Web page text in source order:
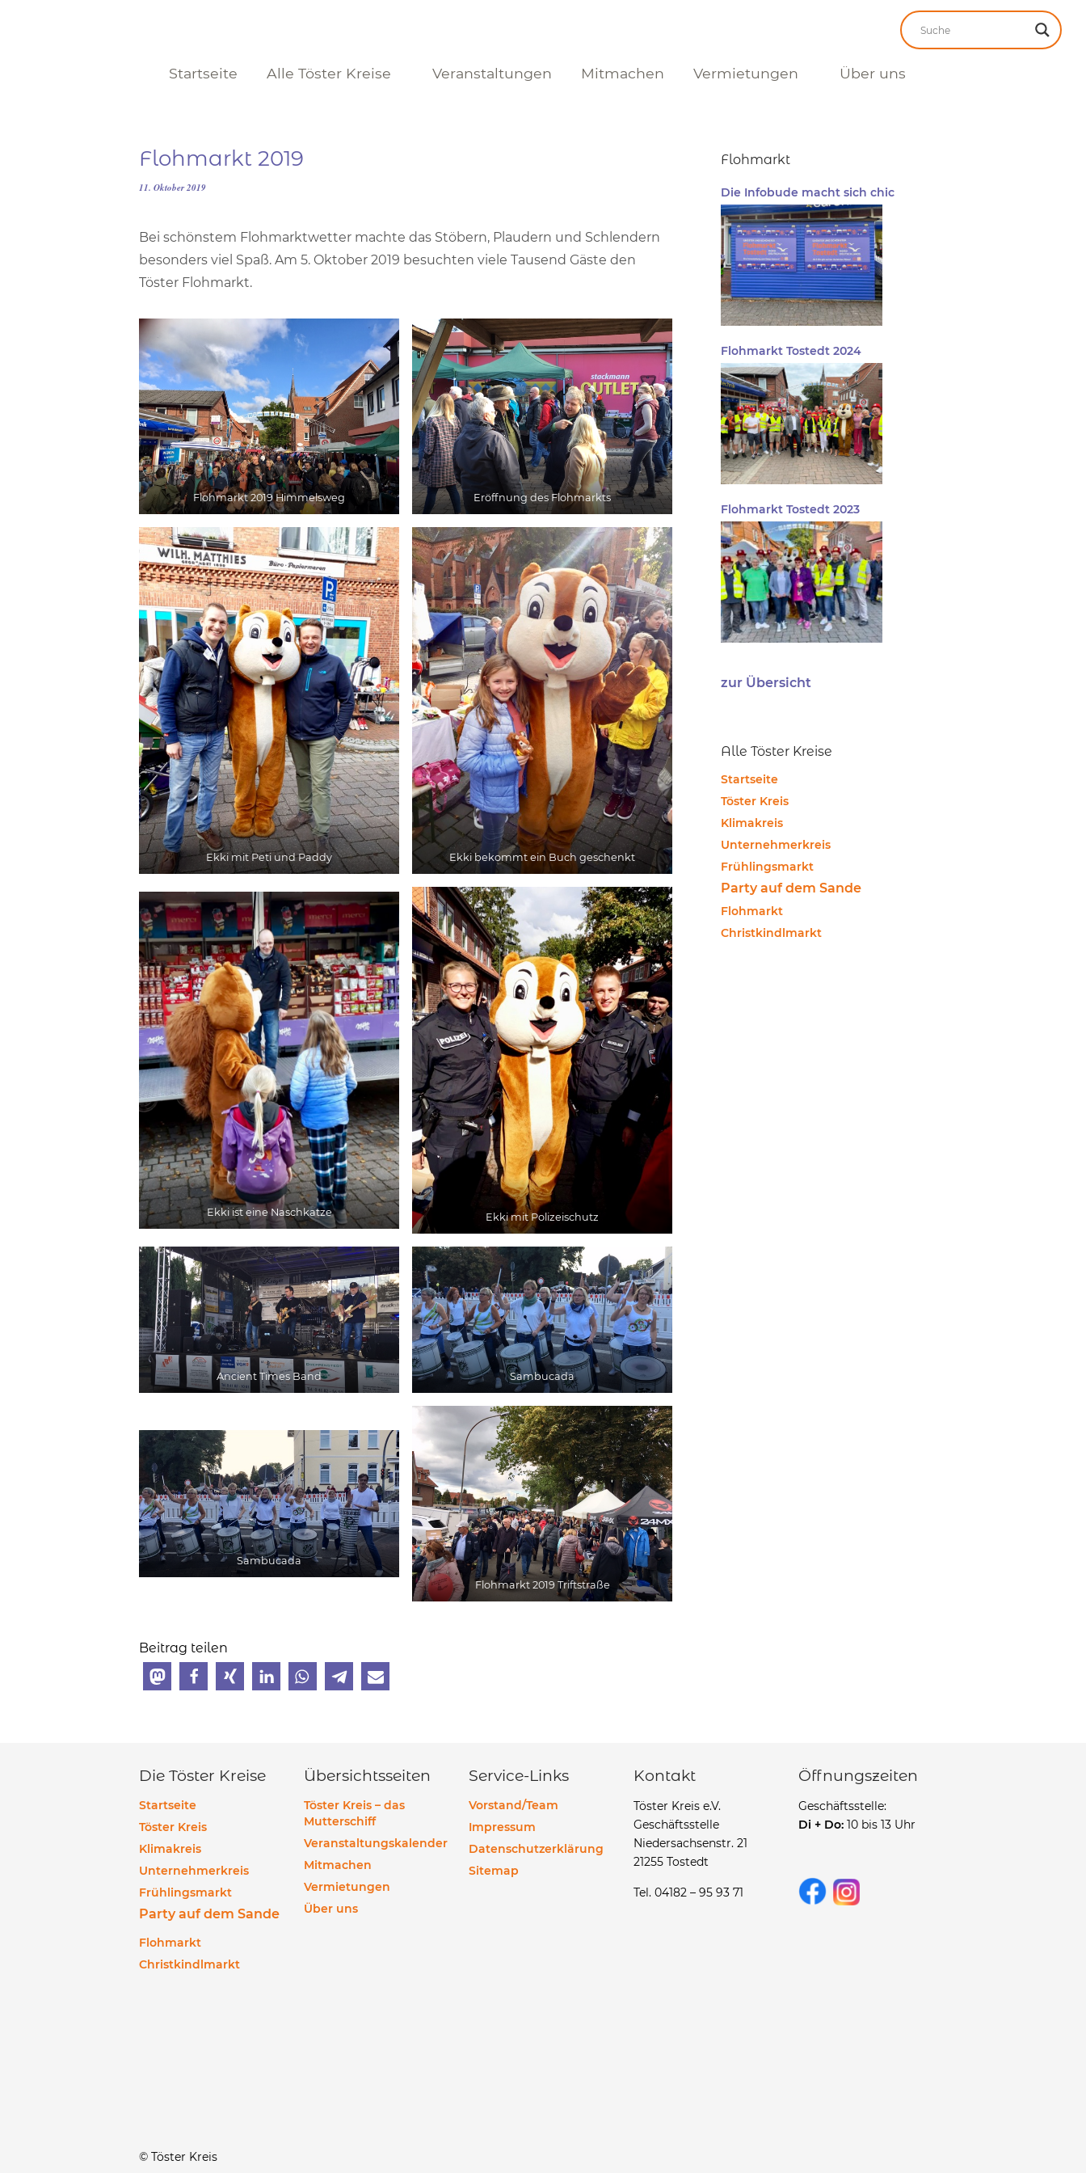
Startseite Alle Töster Kreise Veranstaltungen Mitmachen Vermietungen Über uns
Flohmarkt 2019
11. Oktober 2019
Bei schönstem Flohmarktwetter machte das Stöbern, Plaudern und Schlendern
besonders viel Spaß. Am 5. Oktober 2019 besuchten viele Tausend Gäste den
Töster Flohmarkt.
Flohmarkt 2019 Himmelsweg Eröffnung des Flohmarkts
Ekki mit Peti und Paddy Ekki bekommt ein Buch geschenkt
Ekki ist eine Naschkatze Ekki mit Polizeischutz
Ancient Times Band Sambucada
Sambucada
Flohmarkt 2019 Triftstraße
Beitrag teilen
Flohmarkt
Die Infobude macht sich chic
Flohmarkt Tostedt 2024
Flohmarkt Tostedt 2023
zur Übersicht
Alle Töster Kreise
Startseite
Töster Kreis
Klimakreis
Unternehmerkreis
Frühlingsmarkt
Party auf dem Sande
Flohmarkt
Christkindlmarkt
Die Töster Kreise
Startseite
Töster Kreis
Klimakreis
Unternehmerkreis
Frühlingsmarkt
Party auf dem Sande
Flohmarkt
Christkindlmarkt
Übersichtsseiten
Töster Kreis – das
Mutterschiff
Veranstaltungskalender
Mitmachen
Vermietungen
Über uns
Service-Links
Vorstand/Team
Impressum
Datenschutzerklärung
Sitemap
Kontakt
Töster Kreis e.V.
Geschäftsstelle
Niedersachsenstr. 21
21255 Tostedt
Tel. 04182 – 95 93 71
Öffnungszeiten
Geschäftsstelle:
Di + Do: 10 bis 13 Uhr
© Töster Kreis